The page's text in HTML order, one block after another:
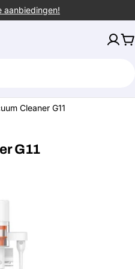
aanbiedingen!
Cleaner G11
G11